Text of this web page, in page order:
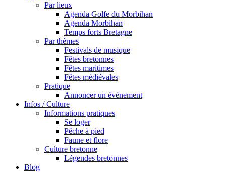
Par lieux
Agenda Golfe du Morbihan
Agenda Morbihan
Temps forts Bretagne
Par thèmes
Festivals de musique
Fêtes bretonnes
Fêtes maritimes
Fêtes médiévales
Pratique
Annoncer un événement
Infos / Culture
Informations pratiques
Se loger
Pêche à pied
Faune et flore
Culture bretonne
Légendes bretonnes
Blog